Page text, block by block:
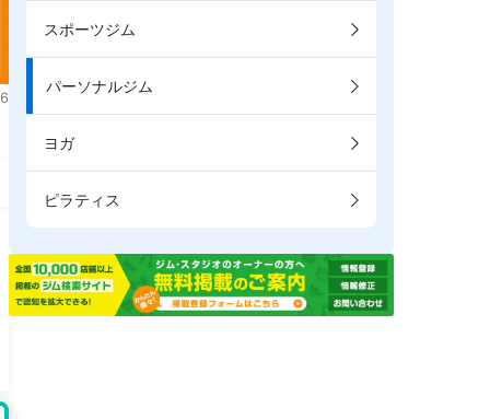
スポーツジム
パーソナルジム
ヨガ
ピラティス